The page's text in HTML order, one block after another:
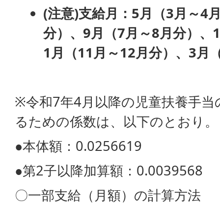
(注意)支給月：5月（3月～4
分）、9月（7月～8月分）
1月（11月～12月分）、3月
※令和7年4月以降の児童扶養手
るための係数は、以下のとおり。
●本体額：0.0256619
●第2子以降加算額：0.0039568
〇一部支給（月額）の計算方法